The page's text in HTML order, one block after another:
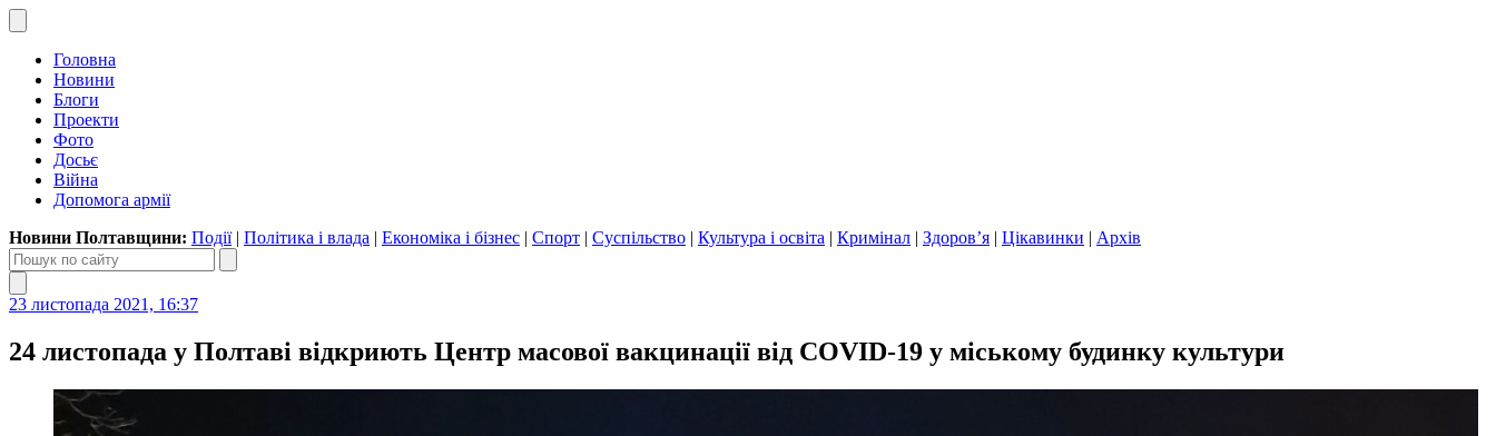
Головна
Новини
Блоги
Проекти
Фото
Досьє
Війна
Допомога армії
Новини Полтавщини: Події| Політика і влада | Економіка і бізнес | Спорт | Суспільство | Культура і освіта | Кримінал | Здоров’я | Цікавинки | Архів
23 листопада 2021, 16:37
24 листопада у Полтаві відкриють Центр масової вакцинації від COVID-19 у міському будинку культури